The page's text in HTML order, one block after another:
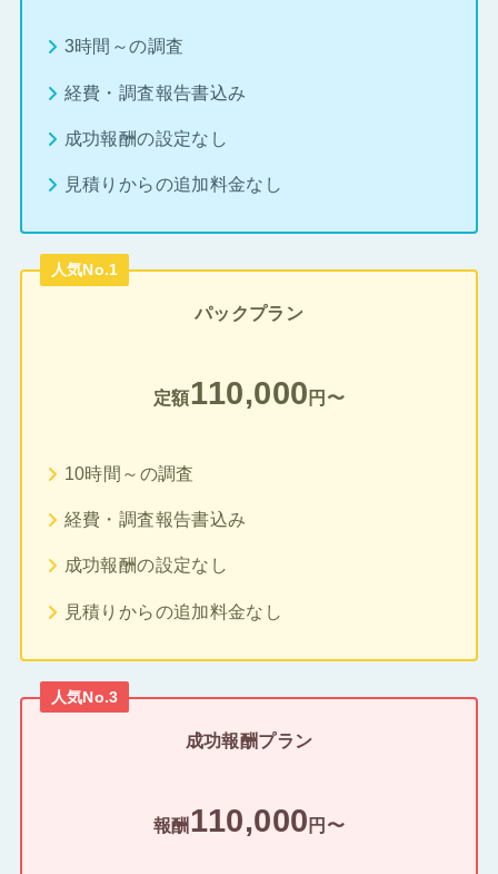
3時間～の調査
経費・調査報告書込み
成功報酬の設定なし
見積りからの追加料金なし
人気No.1
パックプラン
定額110,000 円〜
10時間～の調査
経費・調査報告書込み
成功報酬の設定なし
見積りからの追加料金なし
人気No.3
成功報酬プラン
報酬 110,000 円〜